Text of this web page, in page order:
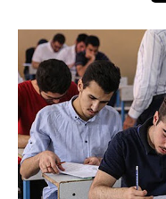
والسلف
المالية
الاراضي